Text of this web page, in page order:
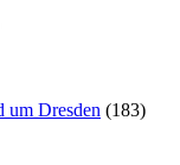
um Dresden (183)